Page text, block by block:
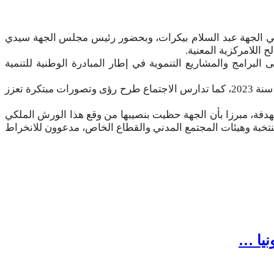
والي الجهة عبد السلام بيكرات، وبحضور رئيس مجلس الجهة سيدي
المعنية.
والمشاريع التنموية في إطار المبادرة الوطنية للتنمية
ليقدم والي الجهة عبد السلام بيكرات، في كلمة له، حصيلة إنجازات برامج المرحلة الثالثة من المبادرة الوطنية للتنمية البشرية برسم سنة 2023، كما تدارس الاجتماع طرح رؤى وتصورات مبتكرة تعزز
مبرزا بأن الجهة حظيت بنصيبها من وقع هذا الورش الملكي
وهيئات المجتمع المدني والقطاع الخاص، مدعوون للانخراط
…